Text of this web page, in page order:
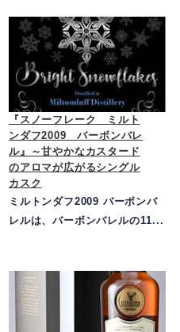
『スノーフレーク ミルト
ンダフ2009 バーボンバレ
ル』～甘やかなカスタード
のアロマが広がるシングル
カスク
ミルトンダフ2009 バーボンバ
レルは、バーボンバレルの11...